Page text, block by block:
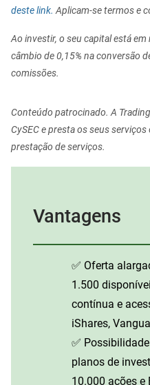
deste link. Aplicam-se termos e
Ao investir, o seu capital está
câmbio de 0,15% na conversão
comissões.
Conteúdo patrocinado. A
CySEC e presta os seus
prestação de serviços.
Vantagens
✅ Oferta
1.500
contínua e
iShares,
✅
planos de
10.000 ações e